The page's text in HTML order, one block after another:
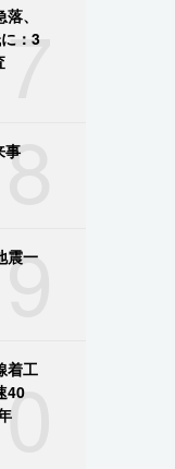
7
、
：3
8
事
9
震一
着工
40